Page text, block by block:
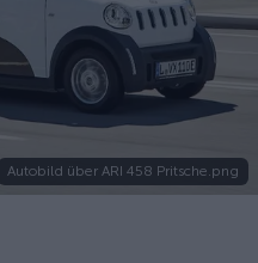
Autobild über ARI 458 Pritsche.png